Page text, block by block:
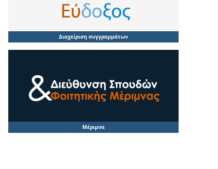
Διαχείριση συγγραμμάτων
Μέριμνα